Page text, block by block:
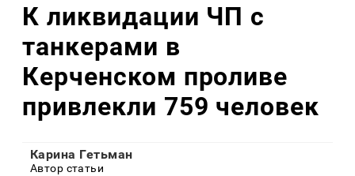
К ликвидации ЧП с
танкерами в
Керченском проливе
привлекли 759 человек
Карина Гетьман
Автор статьи